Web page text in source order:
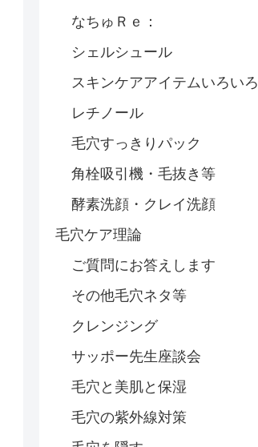
なちゅＲｅ：
シェルシュール
スキンケアアイテムいろいろ
レチノール
毛穴すっきりパック
角栓吸引機・毛抜き等
酵素洗顔・クレイ洗顔
毛穴ケア理論
ご質問にお答えします
その他毛穴ネタ等
クレンジング
サッポー先生座談会
毛穴と美肌と保湿
毛穴の紫外線対策